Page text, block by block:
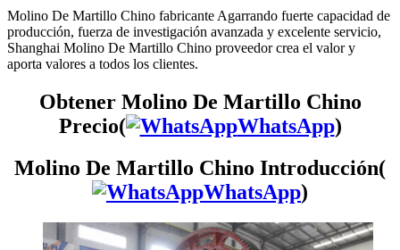
Molino De Martillo Chino fabricante Agarrando fuerte capacidad de
producción, fuerza de investigación avanzada y excelente servicio,
Shanghai Molino De Martillo Chino proveedor crea el valor y
aporta valores a todos los clientes.
Obtener Molino De Martillo Chino
Precio(
WhatsApp)
Molino De Martillo Chino Introducción(
WhatsApp)